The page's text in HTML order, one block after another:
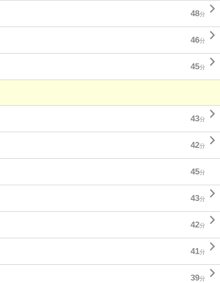
48分 
46分 
45分 
43分 
42分 
45分
43分 
42分 
41分 
39分 